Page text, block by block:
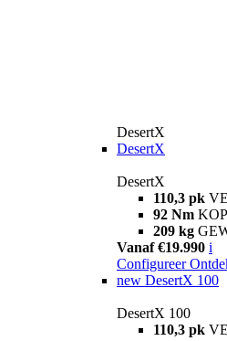
DesertX
DesertX
DesertX
110,3 pk
92 Nm
209 kg
Vanaf €19.990 i
Configureer
new DesertX 100
DesertX 100
110,3 pk